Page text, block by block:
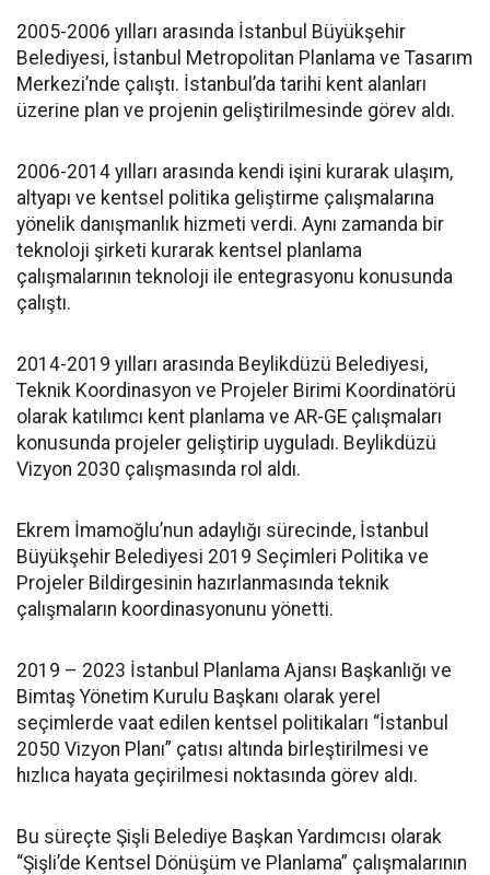
2005-2006 yılları arasında İstanbul Büyükşehir
Belediyesi, İstanbul Metropolitan Planlama ve Tasarım
Merkezi’nde çalıştı. İstanbul’da tarihi kent alanları
üzerine plan ve projenin geliştirilmesinde görev aldı.
2006-2014 yılları arasında kendi işini kurarak ulaşım,
altyapı ve kentsel politika geliştirme çalışmalarına
yönelik danışmanlık hizmeti verdi. Aynı zamanda bir
teknoloji şirketi kurarak kentsel planlama
çalışmalarının teknoloji ile entegrasyonu konusunda
çalıştı.
2014-2019 yılları arasında Beylikdüzü Belediyesi,
Teknik Koordinasyon ve Projeler Birimi Koordinatörü
olarak katılımcı kent planlama ve AR-GE çalışmaları
konusunda projeler geliştirip uyguladı. Beylikdüzü
Vizyon 2030 çalışmasında rol aldı.
Ekrem İmamoğlu’nun adaylığı sürecinde, İstanbul
Büyükşehir Belediyesi 2019 Seçimleri Politika ve
Projeler Bildirgesinin hazırlanmasında teknik
çalışmaların koordinasyonunu yönetti.
2019 – 2023 İstanbul Planlama Ajansı Başkanlığı ve
Bimtaş Yönetim Kurulu Başkanı olarak yerel
seçimlerde vaat edilen kentsel politikaları “İstanbul
2050 Vizyon Planı” çatısı altında birleştirilmesi ve
hızlıca hayata geçirilmesi noktasında görev aldı.
Bu süreçte Şişli Belediye Başkan Yardımcısı olarak
“Şişli’de Kentsel Dönüşüm ve Planlama” çalışmalarının